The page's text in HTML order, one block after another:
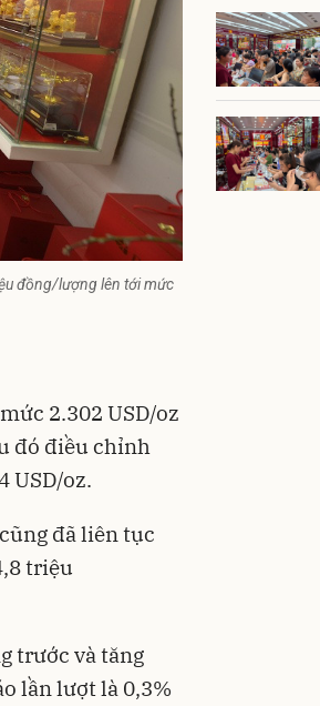
đồng/lượng lên tới mức
2.302 USD/oz
đó điều chỉnh
USD/oz.
đã liên tục
triệu
trước và tăng
lần lượt là 0,3%